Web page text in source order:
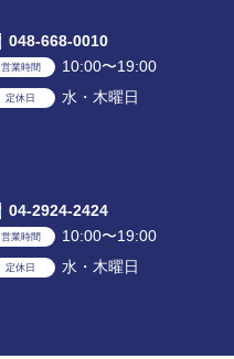
048-668-0010
営業時間 10:00〜19:00
定休日 水・木曜日
04-2924-2424
営業時間 10:00〜19:00
定休日 水・木曜日